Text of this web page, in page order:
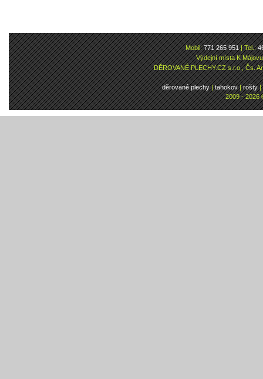
Mobil:771 265 951| Tel.:
Výdejní místa K
DĚROVANÉ PLECHY.CZ s.r.o., Čs.
děrované plechy|tahokov|rošty|
2009 - 2026